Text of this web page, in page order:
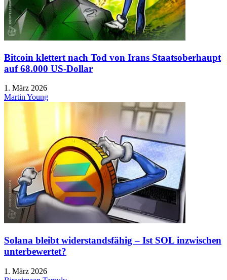
Bitcoin klettert nach Tod von Irans Staatsoberhaupt
auf 68.000 US-Dollar
1. März 2026
Martin Young
Solana bleibt widerstandsfähig – Ist SOL inzwischen
unterbewertet?
1. März 2026